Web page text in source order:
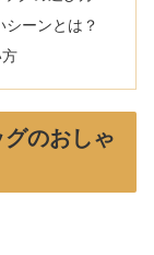
ーンとは？
のおしゃ